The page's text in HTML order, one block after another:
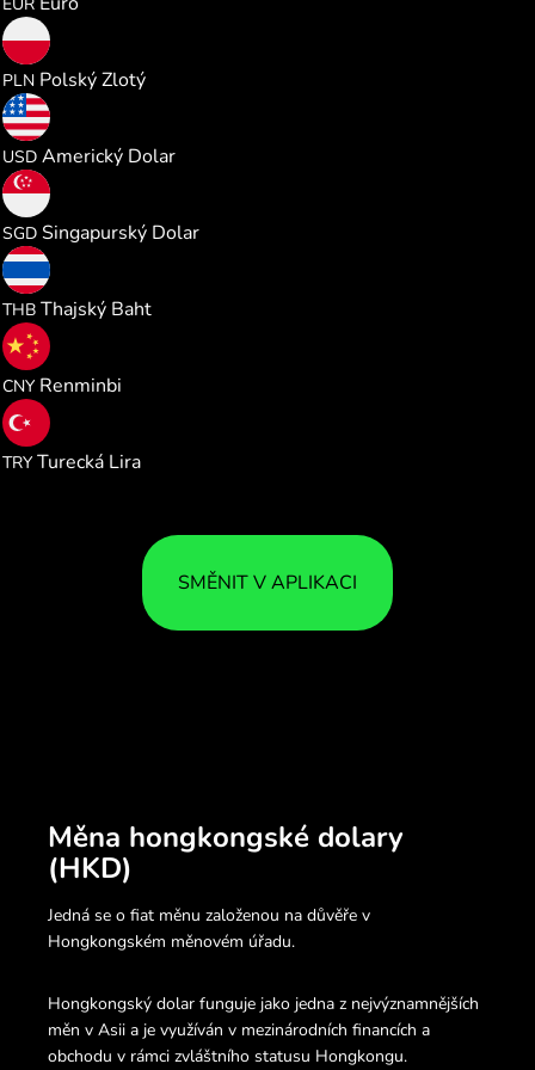
PLN Polský Zlotý
USD Americký Dolar
SGD Singapurský Dolar
THB Thajský Baht
CNY Renminbi
TRY Turecká Lira
SMĚNIT V APLIKACI
Měna hongkongské dolary
(HKD)
Jedná se o fiat měnu založenou na důvěře v
Hongkongském měnovém úřadu.
Hongkongský dolar funguje jako jedna z nejvýznamnějších
měn v Asii a je využíván v mezinárodních financích a
obchodu v rámci zvláštního statusu Hongkongu.